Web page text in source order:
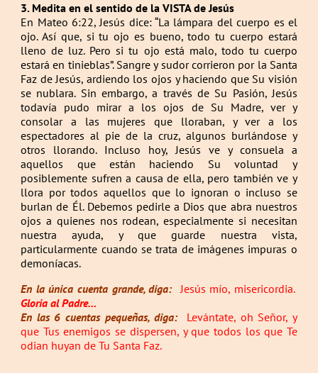
3. Medita en el sentido de la VISTA de Jesús
En Mateo 6:22, Jesús dice: “La lámpara del cuerpo es el
ojo. Así que, si tu ojo es bueno, todo tu cuerpo estará
lleno de luz. Pero si tu ojo está malo, todo tu cuerpo
estará en tinieblas”. Sangre y sudor corrieron por la Santa
Faz de Jesús, ardiendo los ojos y haciendo que Su visión
se nublara. Sin embargo, a través de Su Pasión, Jesús
todavía pudo mirar a los ojos de Su Madre, ver y
consolar a las mujeres que lloraban, y ver a los
espectadores al pie de la cruz, algunos burlándose y
otros llorando. Incluso hoy, Jesús ve y consuela a
aquellos que están haciendo Su voluntad y
posiblemente sufren a causa de ella, pero también ve y
llora por todos aquellos que lo ignoran o incluso se
burlan de Él. Debemos pedirle a Dios que abra nuestros
ojos a quienes nos rodean, especialmente si necesitan
nuestra ayuda, y que guarde nuestra vista,
particularmente cuando se trata de imágenes impuras o
demoníacas.
En la única cuenta grande, diga:Jesús mío, misericordia.
Gloria al Padre…
En las 6 cuentas pequeñas, diga:
Levántate, oh Señor, y
que Tus enemigos se dispersen, y que todos los que Te
odian huyan de Tu Santa Faz.